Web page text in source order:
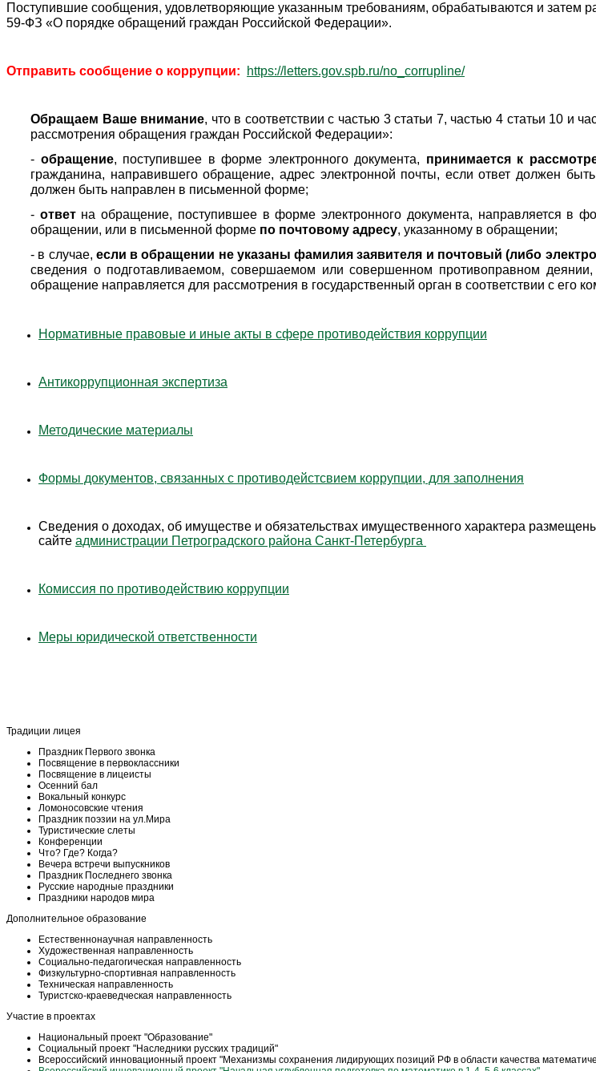
Поступившие сообщения, удовлетворяющие указанным требованиям, обрабатываются и затем
59-ФЗ «О порядке обращений граждан Российской Федерации».
Отправить сообщение о коррупции: https://letters.gov.spb.ru/no_corrupline/
Обращаем Ваше внимание, что в соответствии с частью 3 статьи 7, частью 4 статьи 10
рассмотрения обращения граждан Российской Федерации»:
- обращение, поступившее в форме электронного документа, принимается к
гражданина, направившего обращение, адрес электронной почты, если ответ должен
должен быть направлен в письменной форме;
- ответна обращение, поступившее в форме электронного документа, направляется в
обращении, или в письменной форме по почтовому адресу, указанному в обращении;
- в случае, если в обращении не указаны фамилия заявителя и почтовый (либо
сведения о подготавливаемом, совершаемом или совершенном противоправном
обращение направляется для рассмотрения в государственный орган в соответствии с его
Нормативные правовые и иные акты в сфере противодействия коррупции
Антикоррупционная экспертиза
Методические материалы
Формы документов, связанных с противодейстсвием коррупции, для заполнения
Сведения о доходах, об имуществе и обязательствах имущественного характера
сайте администрации Петроградского района Санкт-Петербурга
Комиссия по противодействию коррупции
Меры юридической ответственности
Традиции лицея
Праздник Первого звонка
Посвящение в первоклассники
Посвящение в лицеисты
Осенний бал
Вокальный конкурс
Ломоносовские чтения
Праздник поэзии на ул.Мира
Туристические слеты
Конференции
Что? Где? Когда?
Вечера встречи выпускников
Праздник Последнего звонка
Русские народные праздники
Праздники народов мира
Дополнительное образование
Естественнонаучная направленность
Художественная направленность
Социально-педагогическая направленность
Физкультурно-спортивная направленность
Техническая направленность
Туристско-краеведческая направленность
Участие в проектах
Национальный проект "Образование"
Социальный проект "Наследники русских традиций"
Всероссийский инновационный проект "Механизмы сохранения лидирующих позиций РФ в области качества